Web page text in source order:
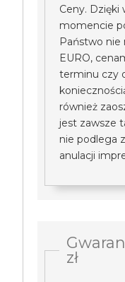
Ceny. Dzięki
momencie
Państwo nie
EURO,
terminu czy
również
jest zawsze
nie podlega
anulacji
zł